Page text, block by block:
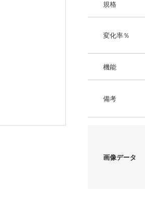
規格
変化率％
機能
備考
画像データ